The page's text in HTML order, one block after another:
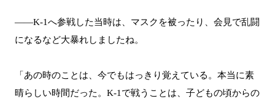
――K-1へ参戦した当時は、マスクを被ったり、会見で乱闘
になるなど大暴れしましたね。
「あの時のことは、今でもはっきり覚えている。本当に素
晴らしい時間だった。K-1で戦うことは、子どもの頃からの